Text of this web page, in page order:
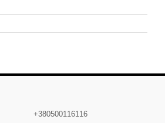
+380500116116